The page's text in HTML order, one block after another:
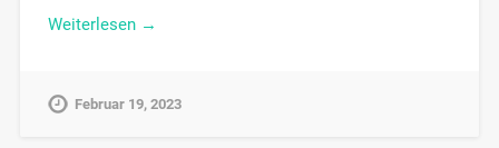
Weiterlesen →
Februar 19, 2023